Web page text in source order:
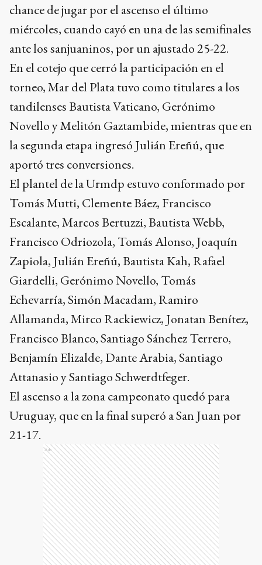
chance de jugar por el ascenso el último
miércoles, cuando cayó en una de las semifinales
ante los sanjuaninos, por un ajustado 25-22.
En el cotejo que cerró la participación en el
torneo, Mar del Plata tuvo como titulares a los
tandilenses Bautista Vaticano, Gerónimo
Novello y Melitón Gaztambide, mientras que en
la segunda etapa ingresó Julián Ereñú, que
aportó tres conversiones.
El plantel de la Urmdp estuvo conformado por
Tomás Mutti, Clemente Báez, Francisco
Escalante, Marcos Bertuzzi, Bautista Webb,
Francisco Odriozola, Tomás Alonso, Joaquín
Zapiola, Julián Ereñú, Bautista Kah, Rafael
Giardelli, Gerónimo Novello, Tomás
Echevarría, Simón Macadam, Ramiro
Allamanda, Mirco Rackiewicz, Jonatan Benítez,
Francisco Blanco, Santiago Sánchez Terrero,
Benjamín Elizalde, Dante Arabia, Santiago
Attanasio y Santiago Schwerdtfeger.
El ascenso a la zona campeonato quedó para
Uruguay, que en la final superó a San Juan por
21-17.
Ads